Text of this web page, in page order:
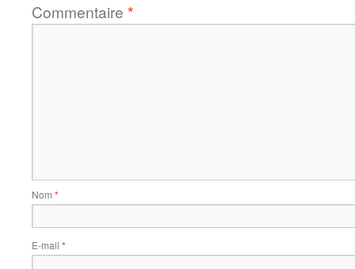
Commentaire *
Nom *
E-mail *